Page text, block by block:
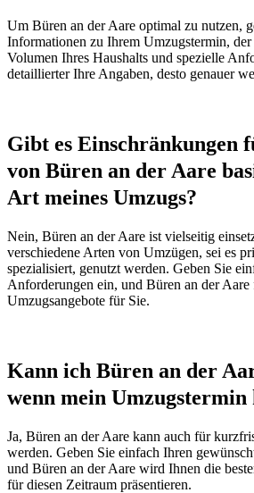
Um Büren an der Aare optimal zu nutzen,
Informationen zu Ihrem Umzugstermin,
Volumen Ihres Haushalts und spezielle
detaillierter Ihre Angaben, desto genauer
Gibt es Einschränkungen
von Büren an der Aare
Art meines Umzugs?
Nein, Büren an der Aare ist vielseitig
verschiedene Arten von Umzügen, sei es
spezialisiert, genutzt werden. Geben Sie
Anforderungen ein, und Büren an der Aare
Umzugsangebote für Sie.
Kann ich Büren an der
wenn mein
Ja, Büren an der Aare kann auch für
werden. Geben Sie einfach Ihren
und Büren an der Aare wird Ihnen die
für diesen Zeitraum präsentieren.